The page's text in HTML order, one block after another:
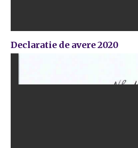
Declaratie de avere 2020